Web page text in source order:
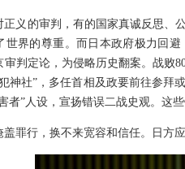
正义的审判，有的国家真诚反思、
世界的尊重。而日本政府极力回
审判定论，为侵略历史翻案。战败
神社”，多任首相及政要前往参拜
者”人设，宣扬错误二战史观。这
盖罪行，换不来宽容和信任。日方